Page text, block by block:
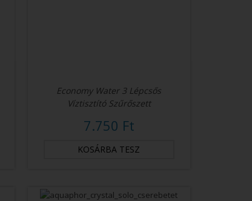
Economy Water 3 Lépcsős
Víztisztító Szűrőszett
7.750 Ft